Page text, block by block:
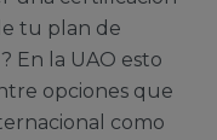
tu plan de
En la UAO esto
opciones que
como